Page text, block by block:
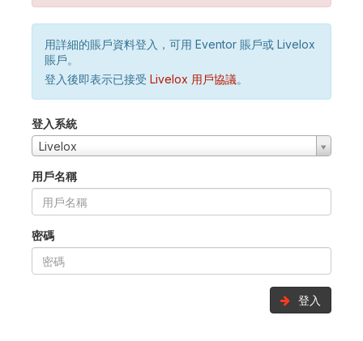
用詳細的賬戶資料登入，可用 Eventor 賬戶或 Livelox
賬戶。
登入後即表示已接受 Livelox 用戶協議。
登入系統
Livelox
用戶名稱
密碼
登入